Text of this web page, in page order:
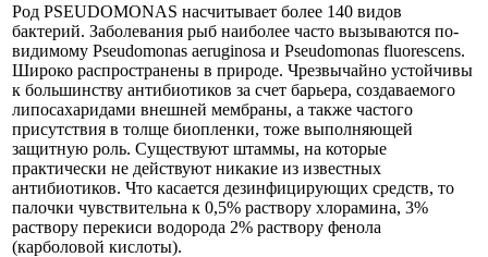
Род PSEUDOMONAS насчитывает более 140 видов
бактерий. Заболевания рыб наиболее часто вызываются по-
видимому Pseudomonas aeruginosa и Pseudomonas fluorescens.
Широко распространены в природе. Чрезвычайно устойчивы
к большинству антибиотиков за счет барьера, создаваемого
липосахаридами внешней мембраны, а также частого
присутствия в толще биопленки, тоже выполняющей
защитную роль. Существуют штаммы, на которые
практически не действуют никакие из известных
антибиотиков. Что касается дезинфицирующих средств, то
палочки чувствительна к 0,5% раствору хлорамина, 3%
раствору перекиси водорода 2% раствору фенола
(карболовой кислоты).